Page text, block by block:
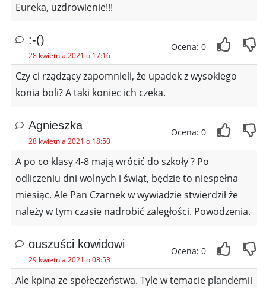
Eureka, uzdrowienie!!!
:-()
28 kwietnia 2021 o 17:16
Ocena: 0
Czy ci rządzący zapomnieli, że upadek z wysokiego
konia boli? A taki koniec ich czeka.
Agnieszka
28 kwietnia 2021 o 18:50
Ocena: 0
A po co klasy 4-8 mają wrócić do szkoły ? Po
odliczeniu dni wolnych i świąt, będzie to niespełna
miesiąc. Ale Pan Czarnek w wywiadzie stwierdził że
należy w tym czasie nadrobić zaległości. Powodzenia.
ouszuści kowidowi
29 kwietnia 2021 o 08:53
Ocena: 0
Ale kpina ze społeczeństwa. Tyle w temacie plandemii